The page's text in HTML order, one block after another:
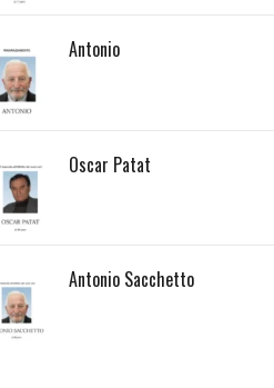
Antonio
Oscar Patat
Antonio Sacchetto